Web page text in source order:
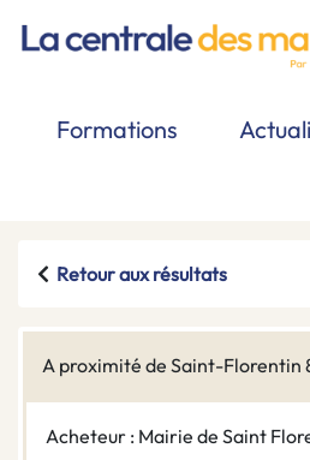
Formations
Retour aux résultats
A proximité de Saint-Florentin
Acheteur : Mairie de Saint